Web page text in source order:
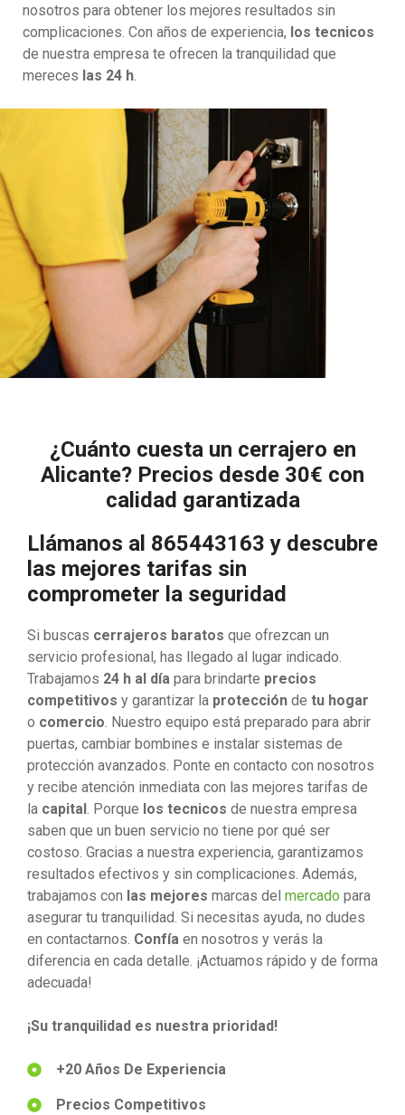
nosotros para obtener los mejores resultados sin
complicaciones. Con años de experiencia, los tecnicos
de nuestra empresa te ofrecen la tranquilidad que
mereces las 24 h
¿Cuánto cuesta un cerrajero en
Alicante? Precios desde 30€ con
calidad garantizada
Llámanos al 865443163 y descubre
las mejores tarifas sin
comprometer la seguridad
Si buscas cerrajeros baratos que ofrezcan un
servicio profesional, has llegado al lugar indicado.
Trabajamos 24 h al día para brindarte precios
competitivos y garantizar la protección de tu hogar
o comercio. Nuestro equipo está preparado para abrir
puertas, cambiar bombines e instalar sistemas de
protección avanzados. Ponte en contacto con nosotros
y recibe atención inmediata con las mejores tarifas de
la capital . Porque los tecnicos de nuestra empresa
saben que un buen servicio no tiene por qué ser
costoso. Gracias a nuestra experiencia, garantizamos
resultados efectivos y sin complicaciones. Además,
trabajamos con las mejores marcas del mercado para
asegurar tu tranquilidad. Si necesitas ayuda, no dudes
en contactarnos. Confía en nosotros y verás la
diferencia en cada detalle. ¡Actuamos rápido y de forma
adecuada!
¡Su tranquilidad es nuestra prioridad!
+20 Años De Experiencia
Precios Competitivos